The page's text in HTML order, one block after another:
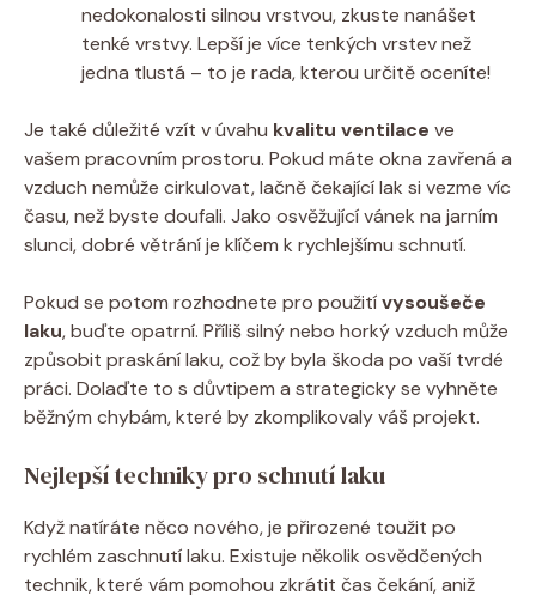
nedokonalosti silnou vrstvou, zkuste nanášet
tenké vrstvy. Lepší je více tenkých vrstev než
jedna tlustá – to je rada, kterou určitě oceníte!
Je také důležité vzít v úvahu kvalitu ventilace ve
vašem pracovním prostoru. Pokud máte okna zavřená a
vzduch nemůže cirkulovat, lačně čekající lak si vezme víc
času, než byste doufali. Jako osvěžující vánek na jarním
slunci, dobré větrání je klíčem k rychlejšímu schnutí.
Pokud se potom rozhodnete pro použitívysoušeče
laku, buďte opatrní. Příliš silný nebo horký vzduch může
způsobit praskání laku, což by byla škoda po vaší tvrdé
práci. Dolaďte to s důvtipem a strategicky se vyhněte
běžným chybám, které by zkomplikovaly váš projekt.
Nejlepší techniky pro schnutí laku
Když natíráte něco nového, je přirozené toužit po
rychlém zaschnutí laku. Existuje několik osvědčených
technik, které vám pomohou zkrátit čas čekání, aniž